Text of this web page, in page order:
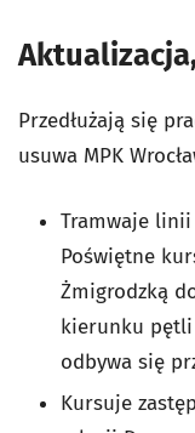
Przedłużają się
usuwa MPK
Tramwaje linii
Poświętne
Żmigrodzką
kierunku pętli
odbywa się
Kursuje